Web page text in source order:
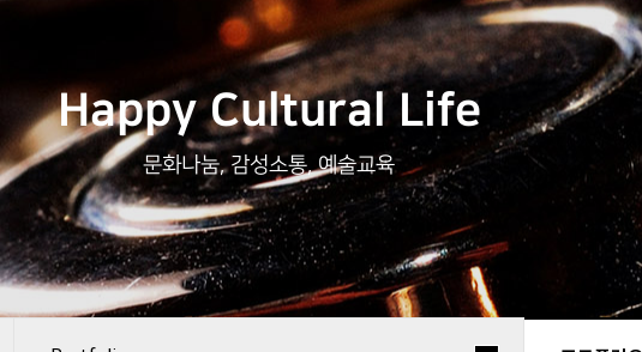
Happy Cultural Life
문화나눔, 감성소통, 예술교육